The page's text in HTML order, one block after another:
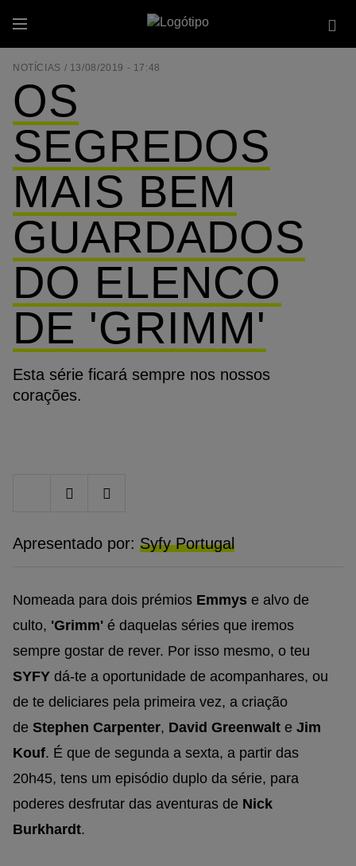
para
o
conteúdo
principal
Menu
NOTÍCIAS / 13/08/2019 - 17:48
OS
SEGREDOS
MAIS BEM
GUARDADOS
DO ELENCO
DE 'GRIMM'
Esta série ficará sempre nos nossos
corações.
ShareShare Share
Apresentado por: Syfy Portugal
Nomeada para dois prémios Emmys e alvo de
culto, 'Grimm' é daquelas séries que iremos
sempre gostar de rever. Por isso mesmo, o teu
SYFY dá-te a oportunidade de acompanhares, ou
de te deliciares pela primeira vez, a criação
de Stephen Carpenter, David Greenwalt e Jim
Kouf. É que de segunda a sexta, a partir das
20h45, tens um episódio duplo da série, para
poderes desfrutar das aventuras de Nick
Burkhardt.